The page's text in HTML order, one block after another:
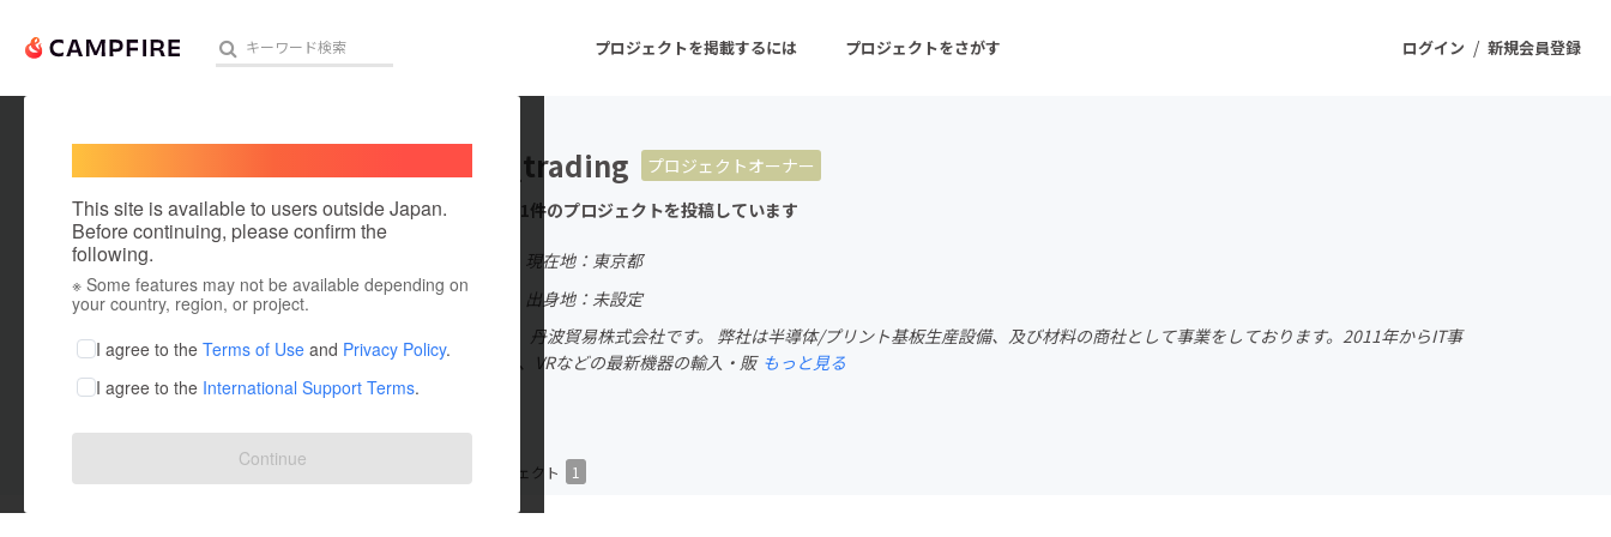
ログイン / 新規会員登録
プロジェクトを掲載するには プロジェクトをさがす
人気のプロジェクト 注目のリターン 注目の新着プロジェクト
アート・写真 音楽
テクノロジー・ガジェット
ゲーム・サービス開発 フード・飲食店
ファッション
映像・映画
ビジネス・起業
まちづくり・地域活性化
This site is available to users outside Japan.
Before continuing, please confirm the
following.
※ Some features may not be available depending on
your country, region, or project.
I agree to the Terms of Use and Privacy Policy.
I agree to the International Support Terms.
Continue
tamba_trading
プロジェクトオーナー
これまでに1件のプロジェクトを投稿しています
現在地：東京都
出身国：日本
出身地：未設定
はじめまして。丹波貿易株式会社です。 弊社は半導体/プリント基板生産設備、及び材料の商社として事業をしております。2011年からIT事
業に参入しAR、VRなどの最新機器の輸入・販 もっと見る
プロジェクト プロジェクト 1